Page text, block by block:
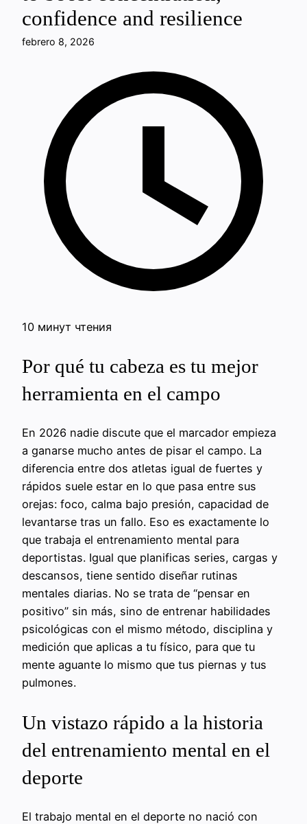
confidence and resilience
febrero 8, 2026
10 минут чтения
Por qué tu cabeza es tu mejor
herramienta en el campo
En 2026 nadie discute que el marcador empieza
a ganarse mucho antes de pisar el campo. La
diferencia entre dos atletas igual de fuertes y
rápidos suele estar en lo que pasa entre sus
orejas: foco, calma bajo presión, capacidad de
levantarse tras un fallo. Eso es exactamente lo
que trabaja el entrenamiento mental para
deportistas. Igual que planificas series, cargas y
descansos, tiene sentido diseñar rutinas
mentales diarias. No se trata de “pensar en
positivo” sin más, sino de entrenar habilidades
psicológicas con el mismo método, disciplina y
medición que aplicas a tu físico, para que tu
mente aguante lo mismo que tus piernas y tus
pulmones.
Un vistazo rápido a la historia
del entrenamiento mental en el
deporte
El trabajo mental en el deporte no nació con